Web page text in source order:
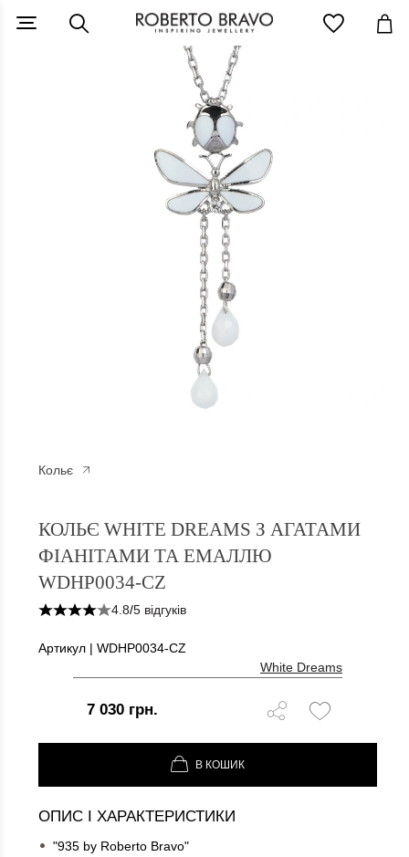
Кольє
КОЛЬЄ WHITE DREAMS
КОЛЬЄ WHITE DREAMS З АГАТАМИ
ФІАНІТАМИ ТА ЕМАЛЛЮ
WDHP0034-CZ
4.8/5 відгуків
Артикул | WDHP0034-CZ
White Dreams
7 030 грн.
В КОШИК
ОПИС І ХАРАКТЕРИСТИКИ
"935 by Roberto Bravo"